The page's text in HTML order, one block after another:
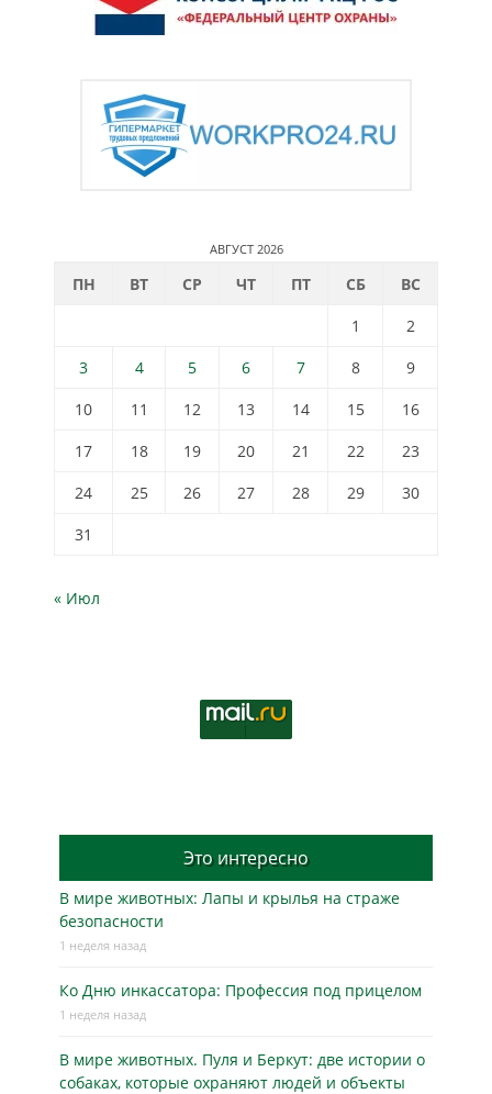
АВГУСТ 2026
ПН ВТ СР ЧТ ПТ СБ
ВС
1
2
3
4 5 6 7 8
9
10
11 12 13 14 15
16
17
18 19 20 21 22
23
24
25 26 27 28 29
30
31
« Июл
Это интересно
В мире животных: Лапы и крылья на страже
безопасности
1 неделя назад
Ко Дню инкассатора: Профессия под прицелом
1 неделя назад
В мире животных. Пуля и Беркут: две истории о
собаках, которые охраняют людей и объекты